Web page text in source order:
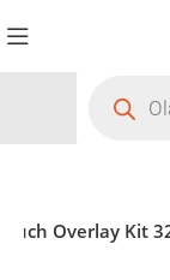
Overlay Kit